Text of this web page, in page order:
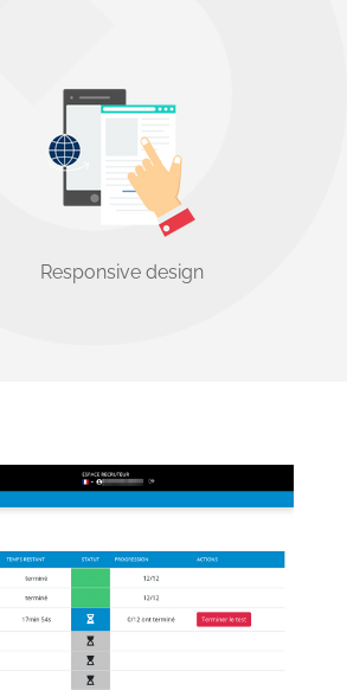
Responsive design